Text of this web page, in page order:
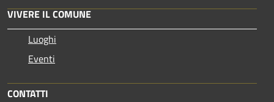
VIVERE IL COMUNE
Luoghi
Eventi
CONTATTI